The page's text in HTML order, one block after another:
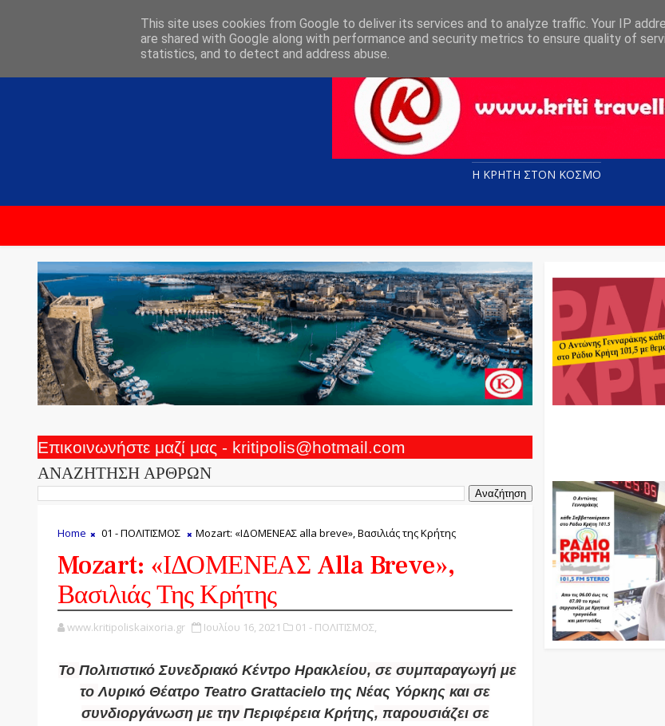
Η ΚΡΗΤΗ ΣΤΟN KOΣΜΟ
Επικοινωνήστε μαζί μας - kritipolis@hotmail.com
ΑΝΑΖΗΤΗΣΗ ΑΡΘΡΩΝ
Home 01 - ΠΟΛΙΤΙΣΜΟΣ Mozart: «ΙΔΟΜΕΝΕΑΣ alla breve», Βασιλιάς της Κρήτης
Mozart: «ΙΔΟΜΕΝΕΑΣ Alla Breve»,
Βασιλιάς Της Κρήτης
www.kritipoliskaixoria.gr Ιουλίου 16, 2021 01 - ΠΟΛΙΤΙΣΜΟΣ,
Το Πολιτιστικό Συνεδριακό Κέντρο Ηρακλείου, σε συμπαραγωγή με
το Λυρικό Θέατρο Teatro Grattacielo της Νέας Υόρκης και σε
συνδιοργάνωση με την Περιφέρεια Κρήτης, παρουσιάζει σε
This site uses cookies from Google to deliver its services and to analyze traffic. Your IP
are shared with Google along with performance and security metrics to ensure quality of
statistics, and to detect and address abuse.